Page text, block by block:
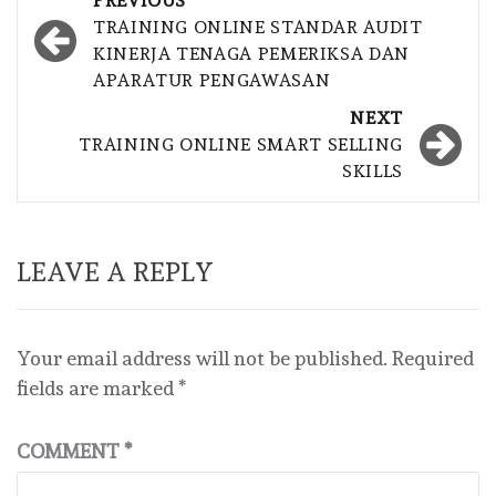
navigation
TRAINING ONLINE STANDAR AUDIT
KINERJA TENAGA PEMERIKSA DAN
APARATUR PENGAWASAN
NEXT
TRAINING ONLINE SMART SELLING
SKILLS
LEAVE A REPLY
Your email address will not be published. Required
fields are marked *
COMMENT*